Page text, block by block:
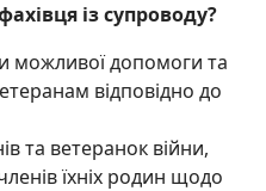
із супроводу?
можливої допомоги та
відповідно до
та ветеранок війни,
їхніх родин щодо